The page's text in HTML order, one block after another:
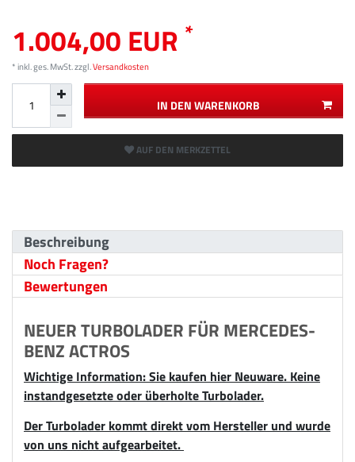
1.004,00 EUR *
* inkl. ges. MwSt. zzgl.Versandkosten
IN DEN WARENKORB
AUF DEN MERKZETTEL
Beschreibung
Noch Fragen?
Bewertungen
NEUER TURBOLADER FÜR MERCEDES-
BENZ ACTROS
Wichtige Information: Sie kaufen hier Neuware. Keine
instandgesetzte oder überholte Turbolader.
Der Turbolader kommt direkt vom Hersteller und wurde
von uns nicht aufgearbeitet.